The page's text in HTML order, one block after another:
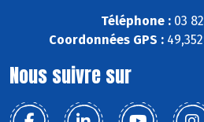
Téléphone : 03
Coordonnées GPS :
Nous suivre sur